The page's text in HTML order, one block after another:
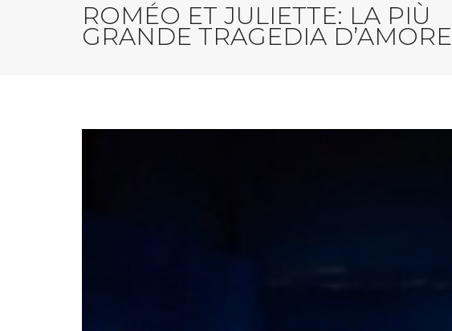
ROMÉO ET JULIETTE: LA PIÙ
GRANDE TRAGEDIA D’AMORE